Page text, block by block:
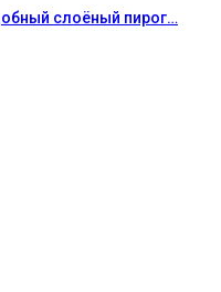
слоёный пирог…